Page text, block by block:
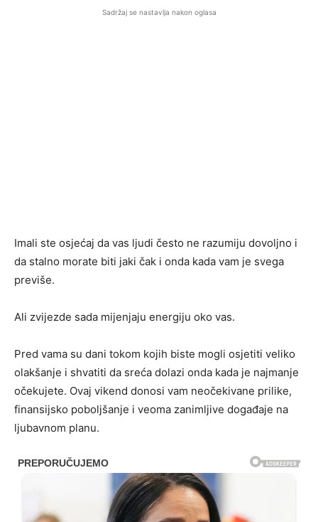
Sadržaj se nastavlja nakon oglasa
Imali ste osjećaj da vas ljudi često ne razumiju dovoljno i
da stalno morate biti jaki čak i onda kada vam je svega
previše.
Ali zvijezde sada mijenjaju energiju oko vas.
Pred vama su dani tokom kojih biste mogli osjetiti veliko
olakšanje i shvatiti da sreća dolazi onda kada je najmanje
očekujete. Ovaj vikend donosi vam neočekivane prilike,
finansijsko poboljšanje i veoma zanimljive događaje na
ljubavnom planu.